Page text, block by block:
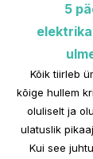
5
Kõik tiirleb
kõige hullem
oluliselt ja
ulatuslik
Kui see